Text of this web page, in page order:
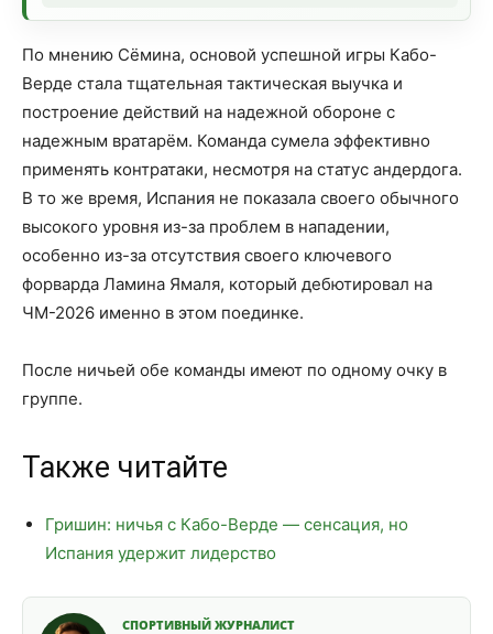
По мнению Сёмина, основой успешной игры Кабо-
Верде стала тщательная тактическая выучка и
построение действий на надежной обороне с
надежным вратарём. Команда сумела эффективно
применять контратаки, несмотря на статус андердога.
В то же время, Испания не показала своего обычного
высокого уровня из-за проблем в нападении,
особенно из-за отсутствия своего ключевого
форварда Ламина Ямаля, который дебютировал на
ЧМ-2026 именно в этом поединке.
После ничьей обе команды имеют по одному очку в
группе.
Также читайте
Гришин: ничья с Кабо-Верде — сенсация, но
Испания удержит лидерство
СПОРТИВНЫЙ ЖУРНАЛИСТ